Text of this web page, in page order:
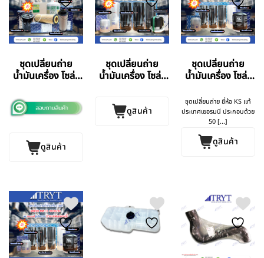
ชุดเปลี่ยนถ่าย
น้ำมันเครื่อง โซล่า
ดูสินค้า
ชุดเปลี่ยนถ่าย
น้ำมันเครื่อง โซล่า
ดูสินค้า
ชุดเปลี่ยนถ่าย
น้ำมันเครื่อง โซล่า
ชุดเปลี่ยนถ่าย ยี่ห้อ KS แท้
ประเทศเยอรมนี ประกอบด้วย
50 [...]
ดูสินค้า